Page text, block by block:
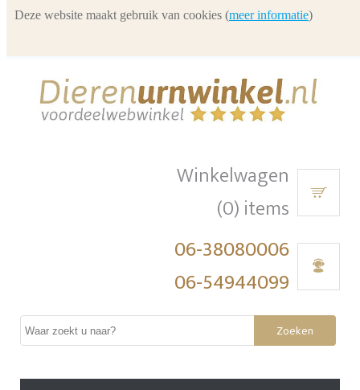
Winkelwagen
(0) items
06-38080006
06-54944099
Zoeken
Deze website maakt gebruik van cookies (meer informatie)